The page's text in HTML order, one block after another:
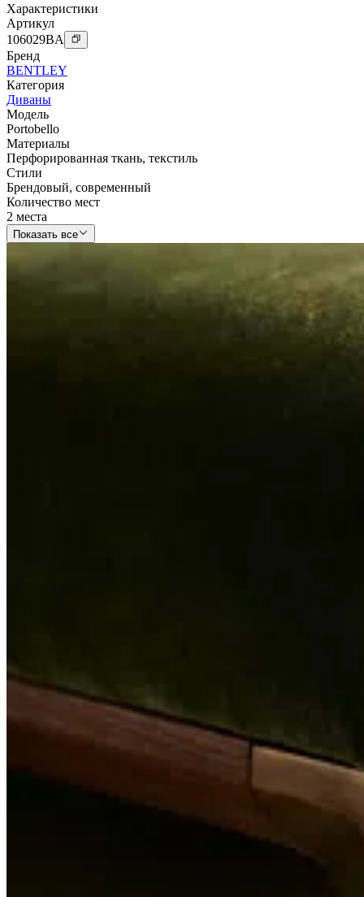
Характеристики
Артикул
106029BA
Бренд
BENTLEY
Категория
Диваны
Модель
Portobello
Материалы
Перфорированная ткань, текстиль
Стили
Брендовый, современный
Количество мест
2 места
Показать все